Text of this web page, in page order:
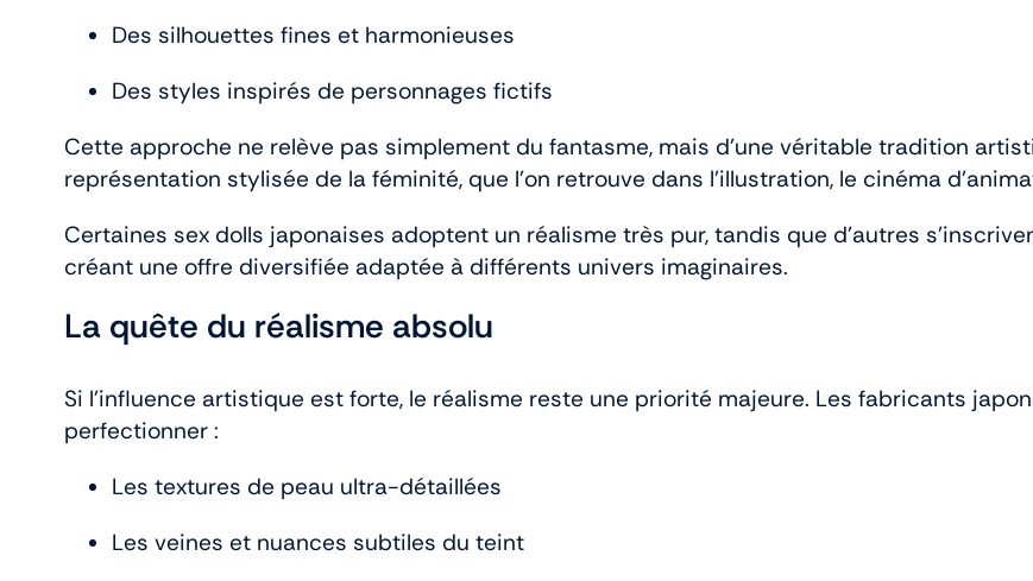
Des silhouettes fines et harmonieuses
Des styles inspirés de personnages fictifs
Cette approche ne relève pas simplement du fantasme, mais d’une véritable tradition
représentation stylisée de la féminité, que l’on retrouve dans l’illustration, le cinéma
Certaines sex dolls japonaises adoptent un réalisme très pur, tandis que d’autres
créant une offre diversifiée adaptée à différents univers imaginaires.
La quête du réalisme absolu
Si l’influence artistique est forte, le réalisme reste une priorité majeure. Les fabricants
perfectionner :
Les textures de peau ultra-détaillées
Les veines et nuances subtiles du teint